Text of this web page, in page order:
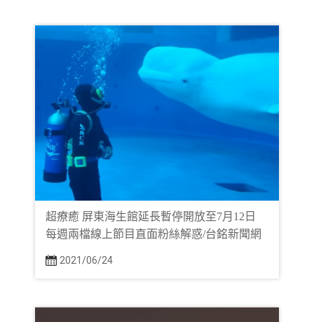
超療癒 屏東海生館延長暫停開放至7月12日
每週兩檔線上節目直面粉絲解惑/台銘新聞網
2021/06/24